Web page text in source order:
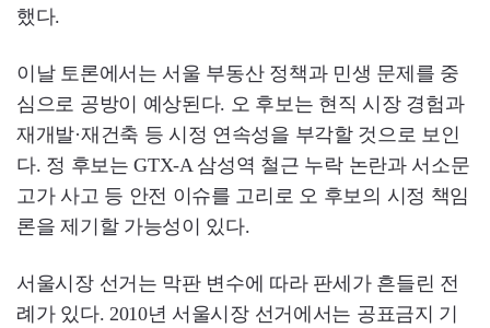
했다.
이날 토론에서는 서울 부동산 정책과 민생 문제를 중
심으로 공방이 예상된다. 오 후보는 현직 시장 경험과
재개발·재건축 등 시정 연속성을 부각할 것으로 보인
다. 정 후보는 GTX-A 삼성역 철근 누락 논란과 서소문
고가 사고 등 안전 이슈를 고리로 오 후보의 시정 책임
론을 제기할 가능성이 있다.
서울시장 선거는 막판 변수에 따라 판세가 흔들린 전
례가 있다. 2010년 서울시장 선거에서는 공표금지 기